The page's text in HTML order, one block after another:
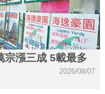
宗漲三成 5載最多
2026/08/07